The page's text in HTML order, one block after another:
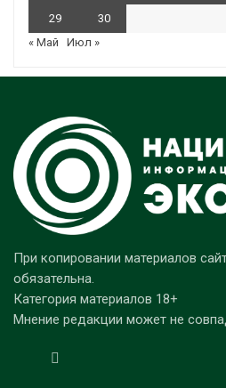
29
30
« Май
Июл »
При копировании материалов
обязательна.
Категория материалов 18+
Мнение редакции может не